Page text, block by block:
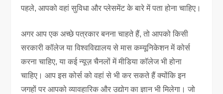
पहले, आपको वहां सुविधा और प्लेसमेंट के बारे में पता होना चाहिए।
अगर आप एक अच्छे पत्रकार बनना चाहते हैं, तो आपको किसी
सरकारी कॉलेज या विश्वविद्यालय से मास कम्यूनिकेशन में कोर्स
करना चाहिए, या कई न्यूज़ चैनलों में मीडिया कॉलेज भी होना
चाहिए। आप इस कोर्स को वहां से भी कर सकते हैं क्योंकि इन
जगहों पर आपको व्यावहारिक और उद्योग का ज्ञान भी मिलेगा। जो